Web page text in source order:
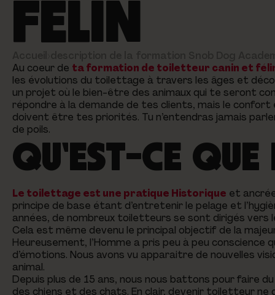
FÉLIN
Au coeur de ta formation de toiletteur canin et
les évolutions du toilettage à travers les âges et
un projet où le bien-être des animaux qui te seront
répondre à la demande de tes clients, mais le
doivent être tes priorités. Tu n’entendras jamais
de poils.
QU'EST-CE QUE
Le toilettage est une pratique Historique et
principe de base étant d’entretenir le pelage et
années, de nombreux toiletteurs se sont dirigés
Cela est même devenu le principal objectif de la
Heureusement, l’Homme a pris peu à peu
d’émotions. Nous avons vu apparaitre de nouvelles
animal.
Depuis plus de 15 ans, nous nous battons pour
des chiens et des chats. En clair, devenir toiletteur